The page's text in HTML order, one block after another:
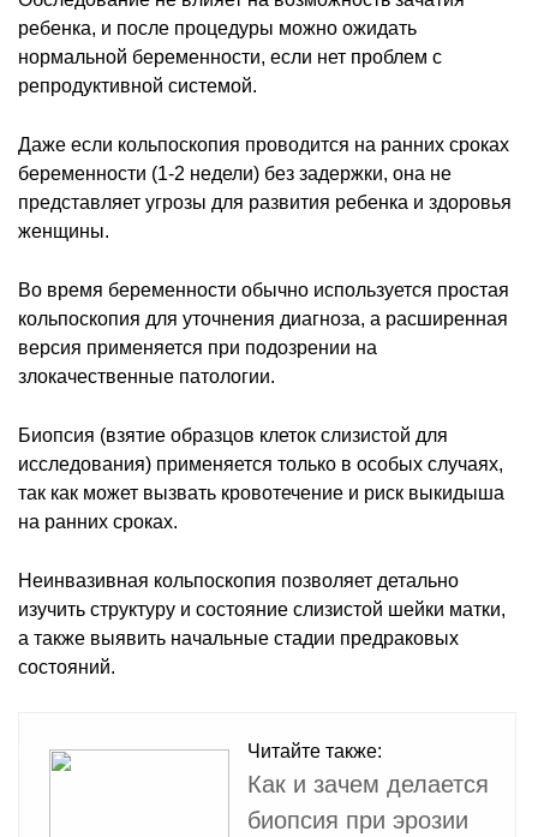
ребенка, и после процедуры можно ожидать
нормальной беременности, если нет проблем с
репродуктивной системой.
Даже если кольпоскопия проводится на ранних сроках
беременности (1-2 недели) без задержки, она не
представляет угрозы для развития ребенка и здоровья
женщины.
Во время беременности обычно используется простая
кольпоскопия для уточнения диагноза, а расширенная
версия применяется при подозрении на
злокачественные патологии.
Биопсия (взятие образцов клеток слизистой для
исследования) применяется только в особых случаях,
так как может вызвать кровотечение и риск выкидыша
на ранних сроках.
Неинвазивная кольпоскопия позволяет детально
изучить структуру и состояние слизистой шейки матки,
а также выявить начальные стадии предраковых
состояний.
Читайте также:
Как и зачем делается
биопсия при эрозии